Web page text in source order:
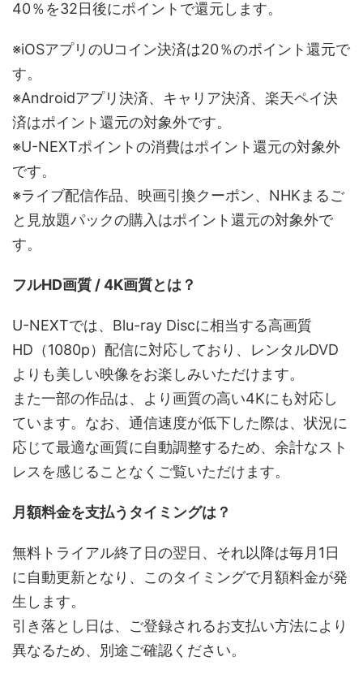
40％を32日後にポイントで還元します。
※iOSアプリのUコイン決済は20％のポイント還元で
す。
※Androidアプリ決済、キャリア決済、楽天ペイ決
済はポイント還元の対象外です。
※U-NEXTポイントの消費はポイント還元の対象外
です。
※ライブ配信作品、映画引換クーポン、NHKまるご
と見放題パックの購入はポイント還元の対象外で
す。
フルHD画質 / 4K画質とは？
U-NEXTでは、Blu-ray Discに相当する高画質
HD（1080p）配信に対応しており、レンタルDVD
よりも美しい映像をお楽しみいただけます。
また一部の作品は、より画質の高い4Kにも対応し
ています。なお、通信速度が低下した際は、状況に
応じて最適な画質に自動調整するため、余計なスト
レスを感じることなくご覧いただけます。
月額料金を支払うタイミングは？
無料トライアル終了日の翌日、それ以降は毎月1日
に自動更新となり、このタイミングで月額料金が発
生します。
引き落とし日は、ご登録されるお支払い方法により
異なるため、別途ご確認ください。